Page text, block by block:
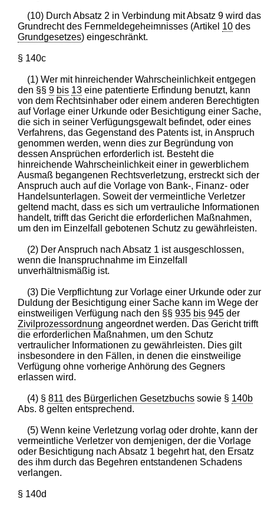
(10) Durch Absatz 2 in Verbindung mit Absatz 9 wird das
Grundrecht des Fernmeldegeheimnisses (Artikel 10 des
Grundgesetzes) eingeschränkt.
§ 140c
(1) Wer mit hinreichender Wahrscheinlichkeit entgegen
den §§9 bis 13 eine patentierte Erfindung benutzt, kann
von dem Rechtsinhaber oder einem anderen Berechtigten
auf Vorlage einer Urkunde oder Besichtigung einer Sache,
die sich in seiner Verfügungsgewalt befindet, oder eines
Verfahrens, das Gegenstand des Patents ist, in Anspruch
genommen werden, wenn dies zur Begründung von
dessen Ansprüchen erforderlich ist. Besteht die
hinreichende Wahrscheinlichkeit einer in gewerblichem
Ausmaß begangenen Rechtsverletzung, erstreckt sich der
Anspruch auch auf die Vorlage von Bank-, Finanz- oder
Handelsunterlagen. Soweit der vermeintliche Verletzer
geltend macht, dass es sich um vertrauliche Informationen
handelt, trifft das Gericht die erforderlichen Maßnahmen,
um den im Einzelfall gebotenen Schutz zu gewährleisten.
(2) Der Anspruch nach Absatz 1 ist ausgeschlossen,
wenn die Inanspruchnahme im Einzelfall
unverhältnismäßig ist.
(3) Die Verpflichtung zur Vorlage einer Urkunde oder zur
Duldung der Besichtigung einer Sache kann im Wege der
einstweiligen Verfügung nach den §§935 bis 945 der
Zivilprozessordnung angeordnet werden. Das Gericht trifft
die erforderlichen Maßnahmen, um den Schutz
vertraulicher Informationen zu gewährleisten. Dies gilt
insbesondere in den Fällen, in denen die einstweilige
Verfügung ohne vorherige Anhörung des Gegners
erlassen wird.
(4) §811 des Bürgerlichen Gesetzbuchs sowie § 140b
Abs. 8 gelten entsprechend.
(5) Wenn keine Verletzung vorlag oder drohte, kann der
vermeintliche Verletzer von demjenigen, der die Vorlage
oder Besichtigung nach Absatz 1 begehrt hat, den Ersatz
des ihm durch das Begehren entstandenen Schadens
verlangen.
§ 140d